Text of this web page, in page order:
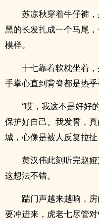
苏凉秋穿着牛仔裤
黑的长发扎成一个马尾
模样。
十七靠着软枕坐着
手掌心直到背脊都是热乎
“哎，我这不是好好
保护好自己。我发誓，
城，心像是被人反复拉扯
黄汉伟此刻听完赵
这想法不错。
踹门声越来越响，
要冲进来，虎老七尽管